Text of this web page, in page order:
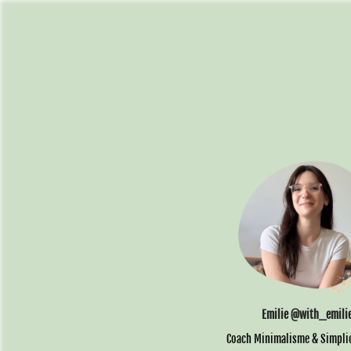
Emilie
Coach Minimalisme &